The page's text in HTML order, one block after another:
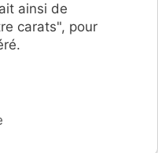
ainsi de
carats", pour